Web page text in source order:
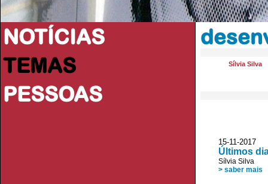
NOTÍCIAS
TEMAS
PESSOAS
Sílvia Silva
15-11-2017
Últimos
Sílvia Silva
> saber mais